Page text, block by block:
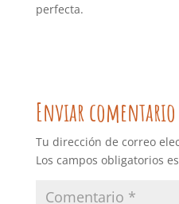
perfecta.
Enviar comentario
Tu dirección de correo
Los campos obligatorios